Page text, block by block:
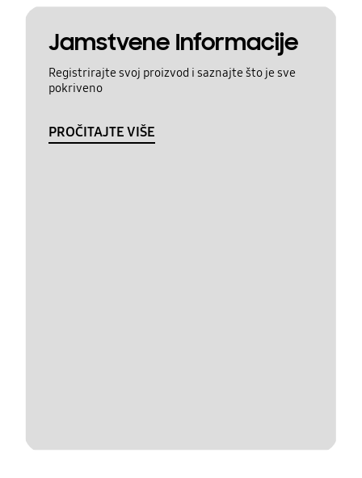
Jamstvene Informacije
Registrirajte svoj proizvod i saznajte što je sve
pokriveno
PROČITAJTE VIŠE